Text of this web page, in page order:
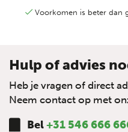
Voorkomen is beter dan
Hulp of advies
Heb je vragen of direct
Neem contact op met
Bel+31 546 666